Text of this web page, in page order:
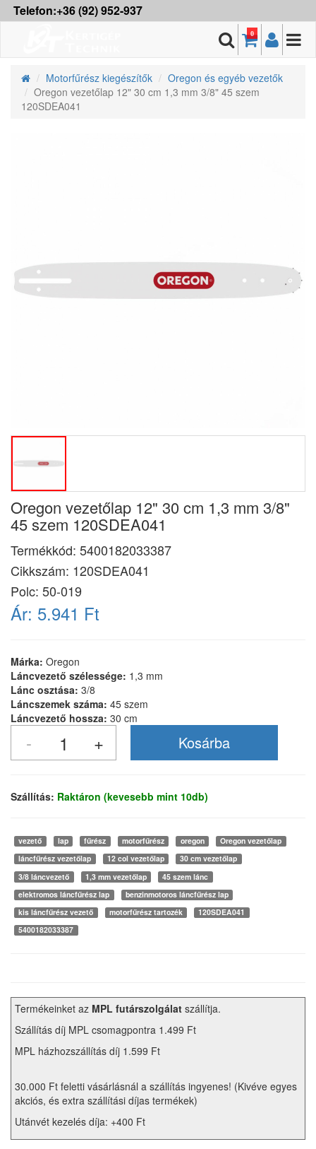
Telefon:+36 (92) 952-937
0
Motorfűrész kiegészítők
Oregon és egyéb vezetők
Oregon vezetőlap 12" 30 cm 1,3 mm 3/8" 45 szem
120SDEA041
Oregon vezetőlap 12" 30 cm 1,3 mm 3/8"
45 szem 120SDEA041
Termékkód: 5400182033387
Cikkszám: 120SDEA041
Polc: 50-019
Ár: 5.941 Ft
Márka: Oregon
Láncvezető szélessége: 1,3 mm
Lánc osztása: 3/8
Láncszemek száma: 45 szem
Láncvezető hossza: 30 cm
Szállítás: Raktáron (kevesebb mint 10db)
vezető lap fűrész motorfűrész oregon
Oregon vezetőlap
láncfűrész vezetőlap
12 col vezetőlap
30 cm vezetőlap
3/8 láncvezető
1,3 mm vezetőlap
45 szem lánc
elektromos láncfűrész lap
benzinmotoros láncfűrész lap
kis láncfűrész vezető
motorfűrész tartozék
120SDEA041
5400182033387
Termékeinket az MPL futárszolgálat szállítja.
Szállítás díj MPL csomagpontra 1.499 Ft
MPL házhozszállítás díj 1.599 Ft
30.000 Ft feletti vásárlásnál a szállítás ingyenes! (Kivéve egyes
akciós, és extra szállítási díjas termékek)
Utánvét kezelés díja: +400 Ft